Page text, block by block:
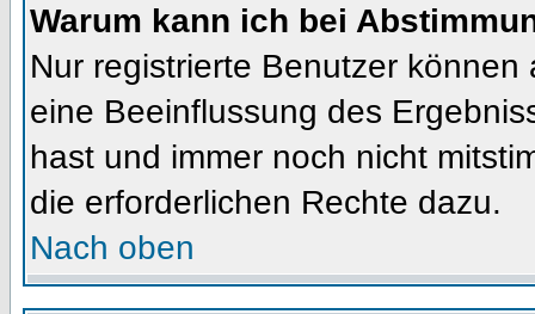
Warum kann ich bei
Nur registrierte Benutzer
eine Beeinflussung des
hast und immer noch nicht
die erforderlichen Rechte dazu.
Nach oben